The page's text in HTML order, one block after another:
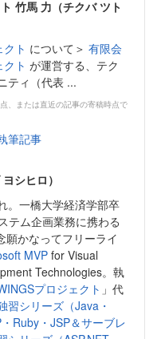
竹馬 力（チクバ ツト
ト について＞ 有限会
ト が運営する、テク
ティ（代表 ...
、または直近の記事の寄稿時点で
筆記事
シヒロ）
。一橋大学経済学部卒
テム企画業務に携わる
願かなってフリーライ
MVPfor Visual
Technologies。執
プロジェクト 」代
習シリーズ（Java・
Ruby・JSP＆サーブレ